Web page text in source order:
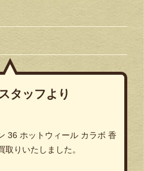
タッフより
36 ホットウィール カラボ 香
取りいたしました。